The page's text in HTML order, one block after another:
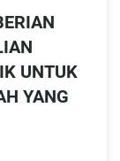
UNTUK
YANG